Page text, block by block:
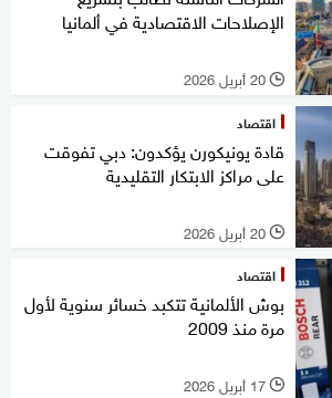
الإصلاحات الاقتصادية في ألمانيا
l 20 أبريل 2026
اقتصاد
قادة يونيكورن يؤكدون: دبي تفوقت
على مراكز الابتكار التقليدية
l 20 أبريل 2026
اقتصاد
بوش الألمانية تتكبد خسائر سنوية لأول
مرة منذ 2009
l 17 أبريل 2026